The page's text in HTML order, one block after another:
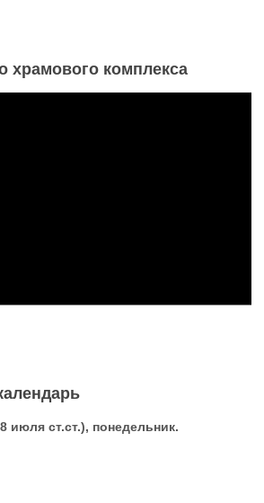
храмового комплекса
июля ст.ст.), понедельник.